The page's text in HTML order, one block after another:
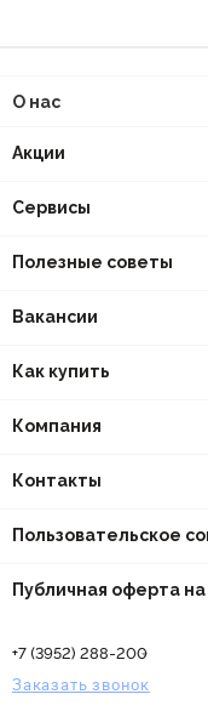
О нас
Акции
Сервисы
Полезные советы
Вакансии
Как купить
Компания
Контакты
Пользовательское
Публичная оферта
+7 (3952) 288-200
Заказать звонок